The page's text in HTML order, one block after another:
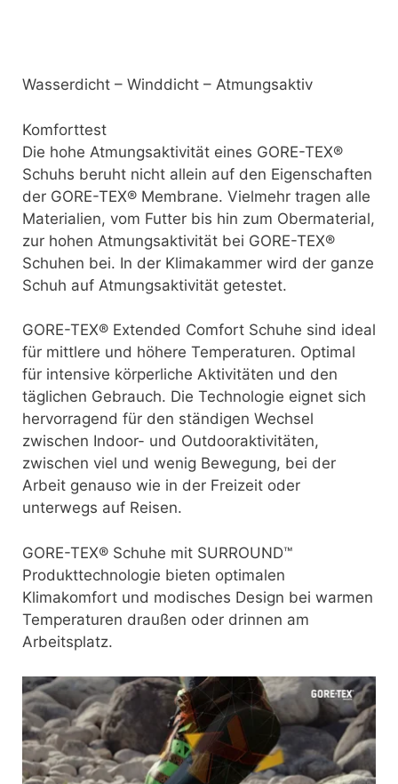
Wasserdicht – Winddicht – Atmungsaktiv
Komforttest
Die hohe Atmungsaktivität eines GORE-TEX®
Schuhs beruht nicht allein auf den Eigenschaften
der GORE-TEX® Membrane. Vielmehr tragen alle
Materialien, vom Futter bis hin zum Obermaterial,
zur hohen Atmungsaktivität bei GORE-TEX®
Schuhen bei. In der Klimakammer wird der ganze
Schuh auf Atmungsaktivität getestet.
GORE-TEX® Extended Comfort Schuhe sind ideal
für mittlere und höhere Temperaturen. Optimal
für intensive körperliche Aktivitäten und den
täglichen Gebrauch. Die Technologie eignet sich
hervorragend für den ständigen Wechsel
zwischen Indoor- und Outdooraktivitäten,
zwischen viel und wenig Bewegung, bei der
Arbeit genauso wie in der Freizeit oder
unterwegs auf Reisen.
GORE-TEX® Schuhe mit SURROUND™
Produkttechnologie bieten optimalen
Klimakomfort und modisches Design bei warmen
Temperaturen draußen oder drinnen am
Arbeitsplatz.